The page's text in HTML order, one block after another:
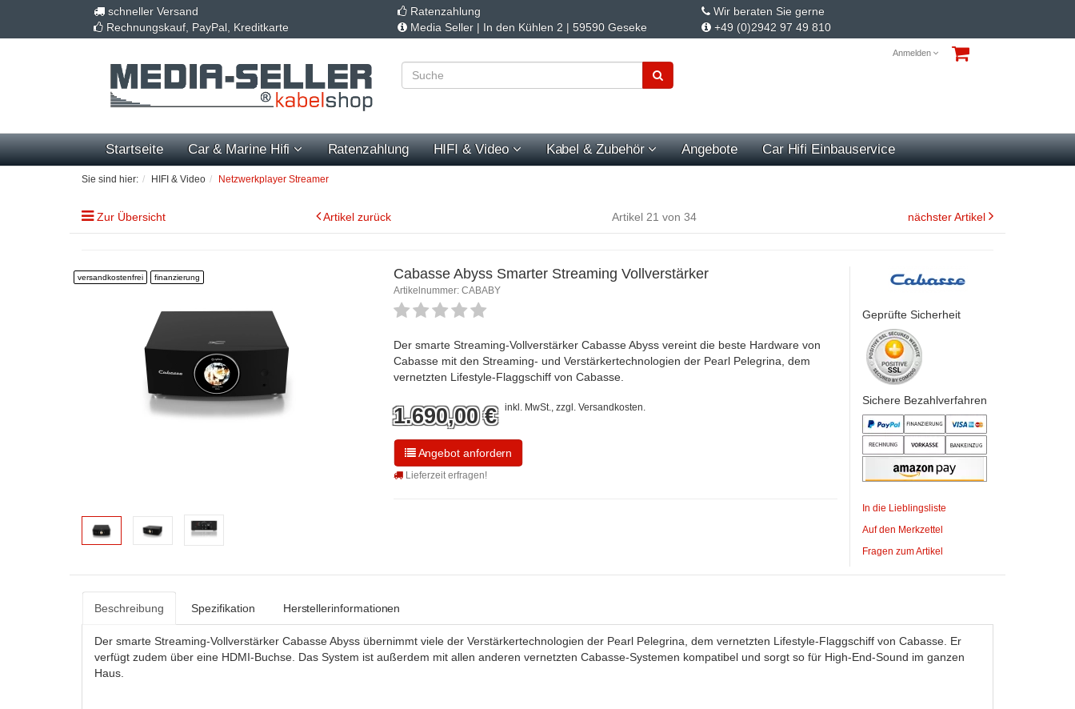
schneller Versand Ratenzahlung
Wir beraten Sie gerne
Rechnungskauf, PayPal, Kreditkarte
Media Seller | In den Kühlen 2 | 59590 Geseke +49 (0)2942 97 49 810
Anmelden
Startseite Car & Marine Hifi Ratenzahlung HIFI & Video Kabel & Zubehör Angebote Car Hifi Einbauservice
Sie sind hier: HIFI & Video Netzwerkplayer Streamer
Zur Übersicht Artikel zurück Artikel 21 von 34 nächster Artikel
versandkostenfrei finanzierung Cabasse Abyss Smarter Streaming Vollverstärker
Artikelnummer: CABABY
Der smarte Streaming-Vollverstärker Cabasse Abyss vereint die beste Hardware von
Cabasse mit den Streaming- und Verstärkertechnologien der Pearl Pelegrina, dem
vernetzten Lifestyle-Flaggschiff von Cabasse.
1.690,00 € inkl. MwSt., zzgl. Versandkosten.
Angebot anfordern
Lieferzeit erfragen!
Geprüfte Sicherheit
Sichere Bezahlverfahren
In die Lieblingsliste
Auf den Merkzettel
Fragen zum Artikel
Beschreibung Spezifikation Herstellerinformationen
Der smarte Streaming-Vollverstärker Cabasse Abyss übernimmt viele der Verstärkertechnologien der Pearl Pelegrina, dem vernetzten Lifestyle-Flaggschiff von Cabasse. Er
verfügt zudem über eine HDMI-Buchse. Das System ist außerdem mit allen anderen vernetzten Cabasse-Systemen kompatibel und sorgt so für High-End-Sound im ganzen
Haus.